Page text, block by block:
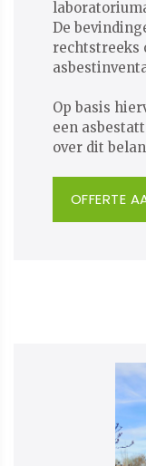
De
rechtstreeks
​​​​​​​Op basis
een
over dit
OFFERTE